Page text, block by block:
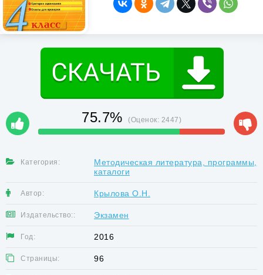
75.7% (Оценок: 2447)
Категория:
Методическая литература, программы,
каталоги
Автор: Крылова О.Н.
Издательство:: Экзамен
Год: 2016
Страницы: 96